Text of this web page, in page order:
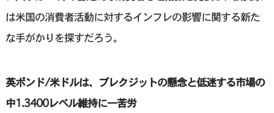
は米国の消費者活動に対するインフレの影響に関する新た
な手がかりを探すだろう。
英ポンド/米ドルは、ブレクジットの懸念と低迷する市場の
中1.3400レベル維持に一苦労